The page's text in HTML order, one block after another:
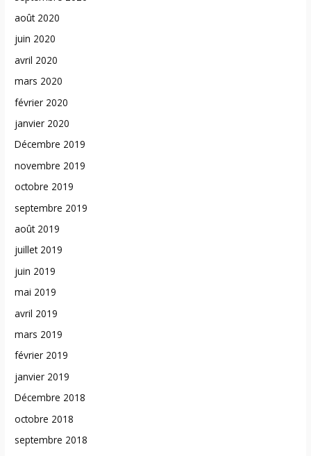
août 2020
juin 2020
avril 2020
mars 2020
février 2020
janvier 2020
Décembre 2019
novembre 2019
octobre 2019
septembre 2019
août 2019
juillet 2019
juin 2019
mai 2019
avril 2019
mars 2019
février 2019
janvier 2019
Décembre 2018
octobre 2018
septembre 2018